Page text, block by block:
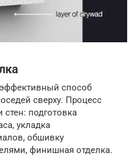
способ
сверху. Процесс
стен: подготовка
укладка
обшивку
финишная отделка.